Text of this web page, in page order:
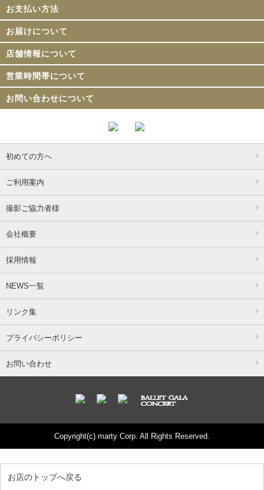
お支払い方法
お届けについて
店舗情報について
営業時間帯について
お問い合わせについて
初めての方へ
ご利用案内
撮影ご協力者様
会社概要
採用情報
NEWS一覧
リンク集
プライバシーポリシー
お問い合わせ
Copyright(c) marty Corp. All Rights Reserved.
お店のトップへ戻る